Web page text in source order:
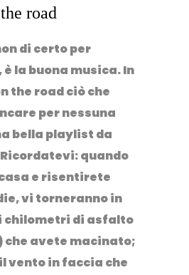
road
di certo per
è la buona musica. In
the road ciò che
per nessuna
bella playlist da
quando
e risentirete
vi torneranno in
chilometri di asfalto
avete macinato;
vento in faccia che